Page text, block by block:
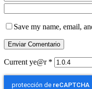
Save my name, email,
Current ye@r *